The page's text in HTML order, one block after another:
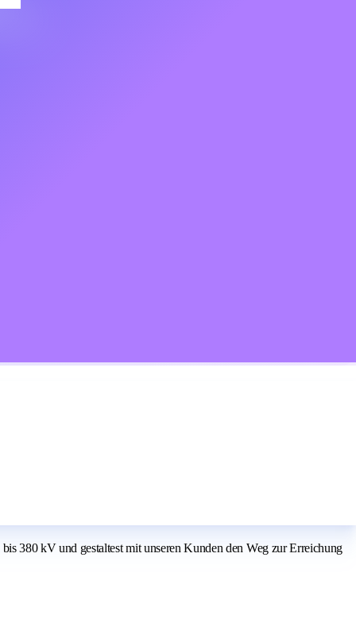
380 kV und gestaltest mit unseren Kunden den Weg zur Erreichung